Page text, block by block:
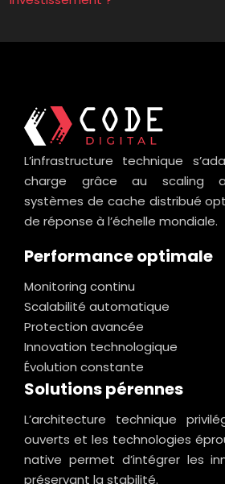
L’infrastructure technique
charge grâce au scaling
systèmes de cache distribué
de réponse à l’échelle mondiale.
Performance optimale
Monitoring continu
Scalabilité automatique
Protection avancée
Innovation technologique
Évolution constante
Solutions pérennes
L’architecture technique
ouverts et les technologies
native permet d’intégrer les
préservant la stabilité.